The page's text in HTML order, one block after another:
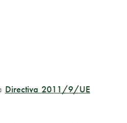
Directiva 2011/9/UE